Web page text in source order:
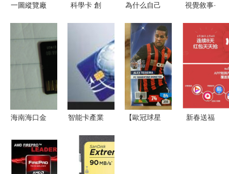
一圖縱覽廠
化長廊卡集
指南
科學卡 創
為什么自己
么難達成？
史丹佛教授
傳你3步
驟“動態目
標”攻克人
性弱點
視覺敘事·
SIVA 2020
屆視覺與信
息設計方向
集
海南海口金
內存卡批發
指南 聚焦
智能卡產業
價格、廠家
與產品——
【歐冠球星
新春送福